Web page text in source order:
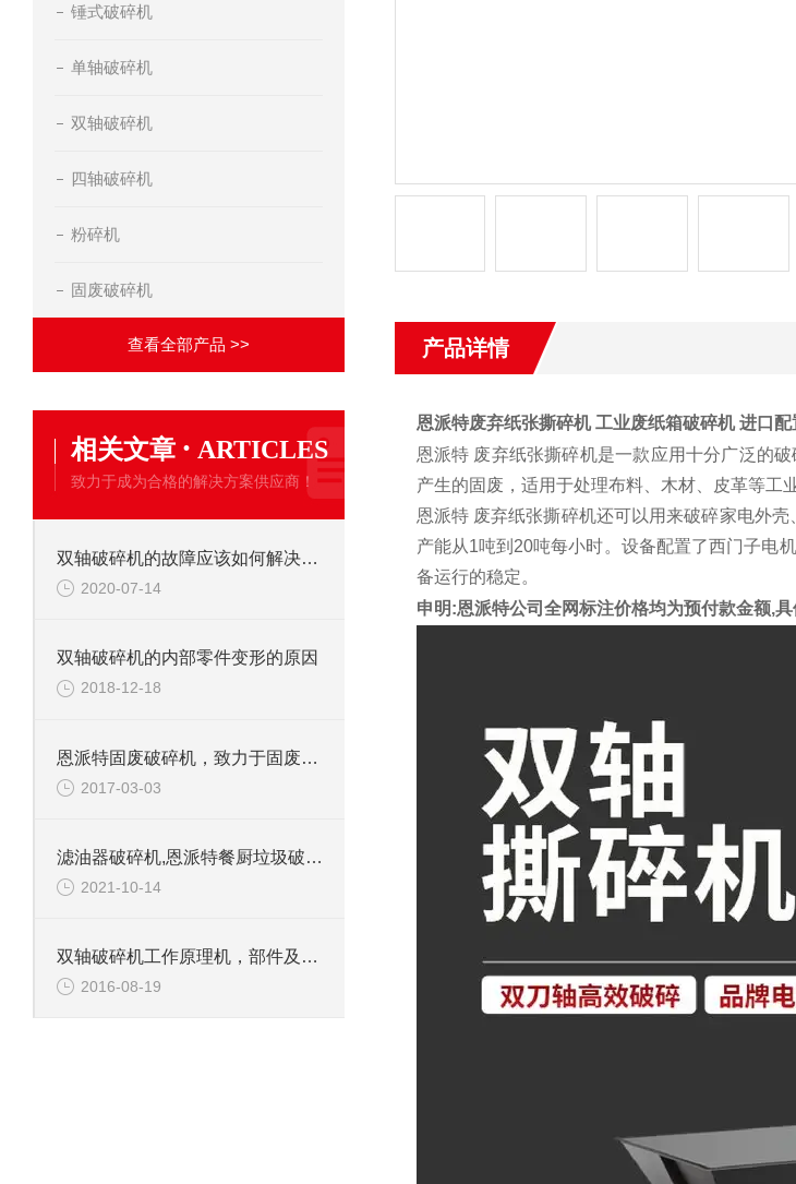
锤式破碎机
单轴破碎机
双轴破碎机
四轴破碎机
粉碎机
固废破碎机
查看全部产品 >>
相关文章 · ARTICLES
致力于成为合格的解决方案供应商！
双轴破碎机的故障应该如何解决呢？
2020-07-14
双轴破碎机的内部零件变形的原因
2018-12-18
恩派特固废破碎机，致力于固废处理
2017-03-03
滤油器破碎机,恩派特餐厨垃圾破碎机介绍
2021-10-14
双轴破碎机工作原理机，部件及应用范围
2016-08-19
产品详情
恩派特废弃纸张撕碎机工业废纸箱破碎机 进口配
恩派特 废弃纸张撕碎机是一款应用十分广泛的
产生的固废，适用于处理布料、木材、皮革等工
恩派特 废弃纸张撕碎机还可以用来破碎家电外
产能从1吨到20吨每小时。设备配置了西门子电
备运行的稳定。
申明:恩派特公司全网标注价格均为预付款金额,